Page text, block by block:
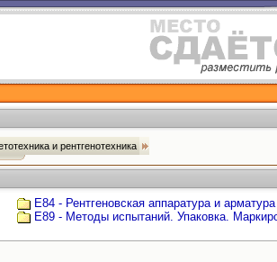
и рентгенотехника
Е84 - Рентгеновская аппаратура и арматура
Е89 - Методы испытаний. Упаковка.